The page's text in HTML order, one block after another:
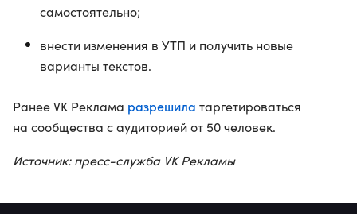
самостоятельно;
внести изменения в УТП и получить новые
варианты текстов.
Ранее VK Реклама разрешила таргетироваться
на сообщества с аудиторией от 50 человек.
Источник: пресс-служба VK Рекламы